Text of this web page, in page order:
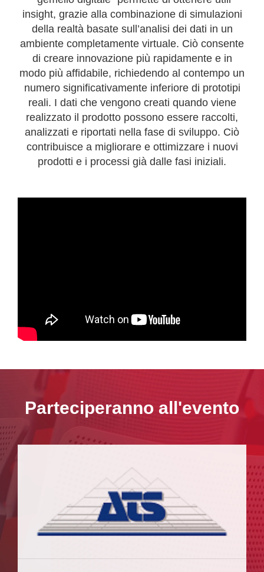
insight, grazie alla combinazione di simulazioni
della realtà basate sull’analisi dei dati in un
ambiente completamente virtuale. Ciò consente
di creare innovazione più rapidamente e in
modo più affidabile, richiedendo al contempo un
numero significativamente inferiore di prototipi
reali. I dati che vengono creati quando viene
realizzato il prodotto possono essere raccolti,
analizzati e riportati nella fase di sviluppo. Ciò
contribuisce a migliorare e ottimizzare i nuovi
prodotti e i processi già dalle fasi iniziali.
Parteciperanno all'evento